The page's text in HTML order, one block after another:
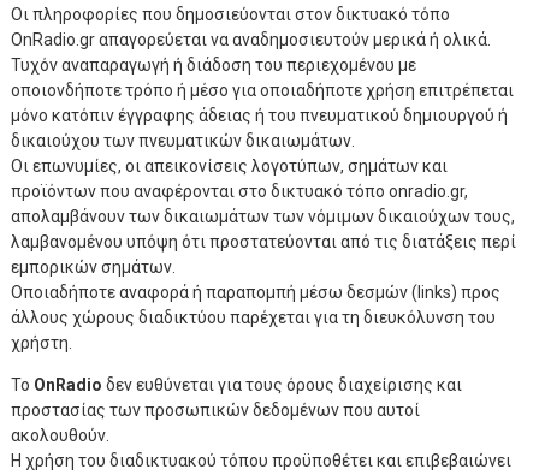
Οι πληροφορίες που δημοσιεύονται στον δικτυακό τόπο
OnRadio.gr απαγορεύεται να αναδημοσιευτούν μερικά ή ολικά.
Τυχόν αναπαραγωγή ή διάδοση του περιεχομένου με
οποιονδήποτε τρόπο ή μέσο για οποιαδήποτε χρήση επιτρέπεται
μόνο κατόπιν έγγραφης άδειας ή του πνευματικού δημιουργού ή
δικαιούχου των πνευματικών δικαιωμάτων.
Οι επωνυμίες, οι απεικονίσεις λογοτύπων, σημάτων και
προϊόντων που αναφέρονται στο δικτυακό τόπο onradio.gr,
απολαμβάνουν των δικαιωμάτων των νόμιμων δικαιούχων τους,
λαμβανομένου υπόψη ότι προστατεύονται από τις διατάξεις περί
εμπορικών σημάτων.
Οποιαδήποτε αναφορά ή παραπομπή μέσω δεσμών (links) προς
άλλους χώρους διαδικτύου παρέχεται για τη διευκόλυνση του
χρήστη.
Το OnRadio δεν ευθύνεται για τους όρους διαχείρισης και
προστασίας των προσωπικών δεδομένων που αυτοί
ακολουθούν.
Η χρήση του διαδικτυακού τόπου προϋποθέτει και επιβεβαιώνει